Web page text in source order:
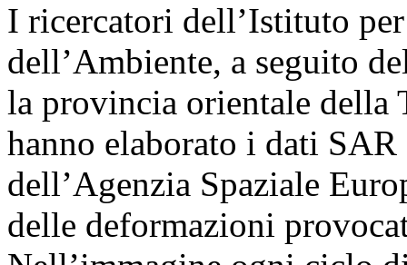
I ricercatori dell’Istituto
dell’Ambiente, a seguito
la provincia orientale della
hanno elaborato i dati
dell’Agenzia Spaziale
delle deformazioni